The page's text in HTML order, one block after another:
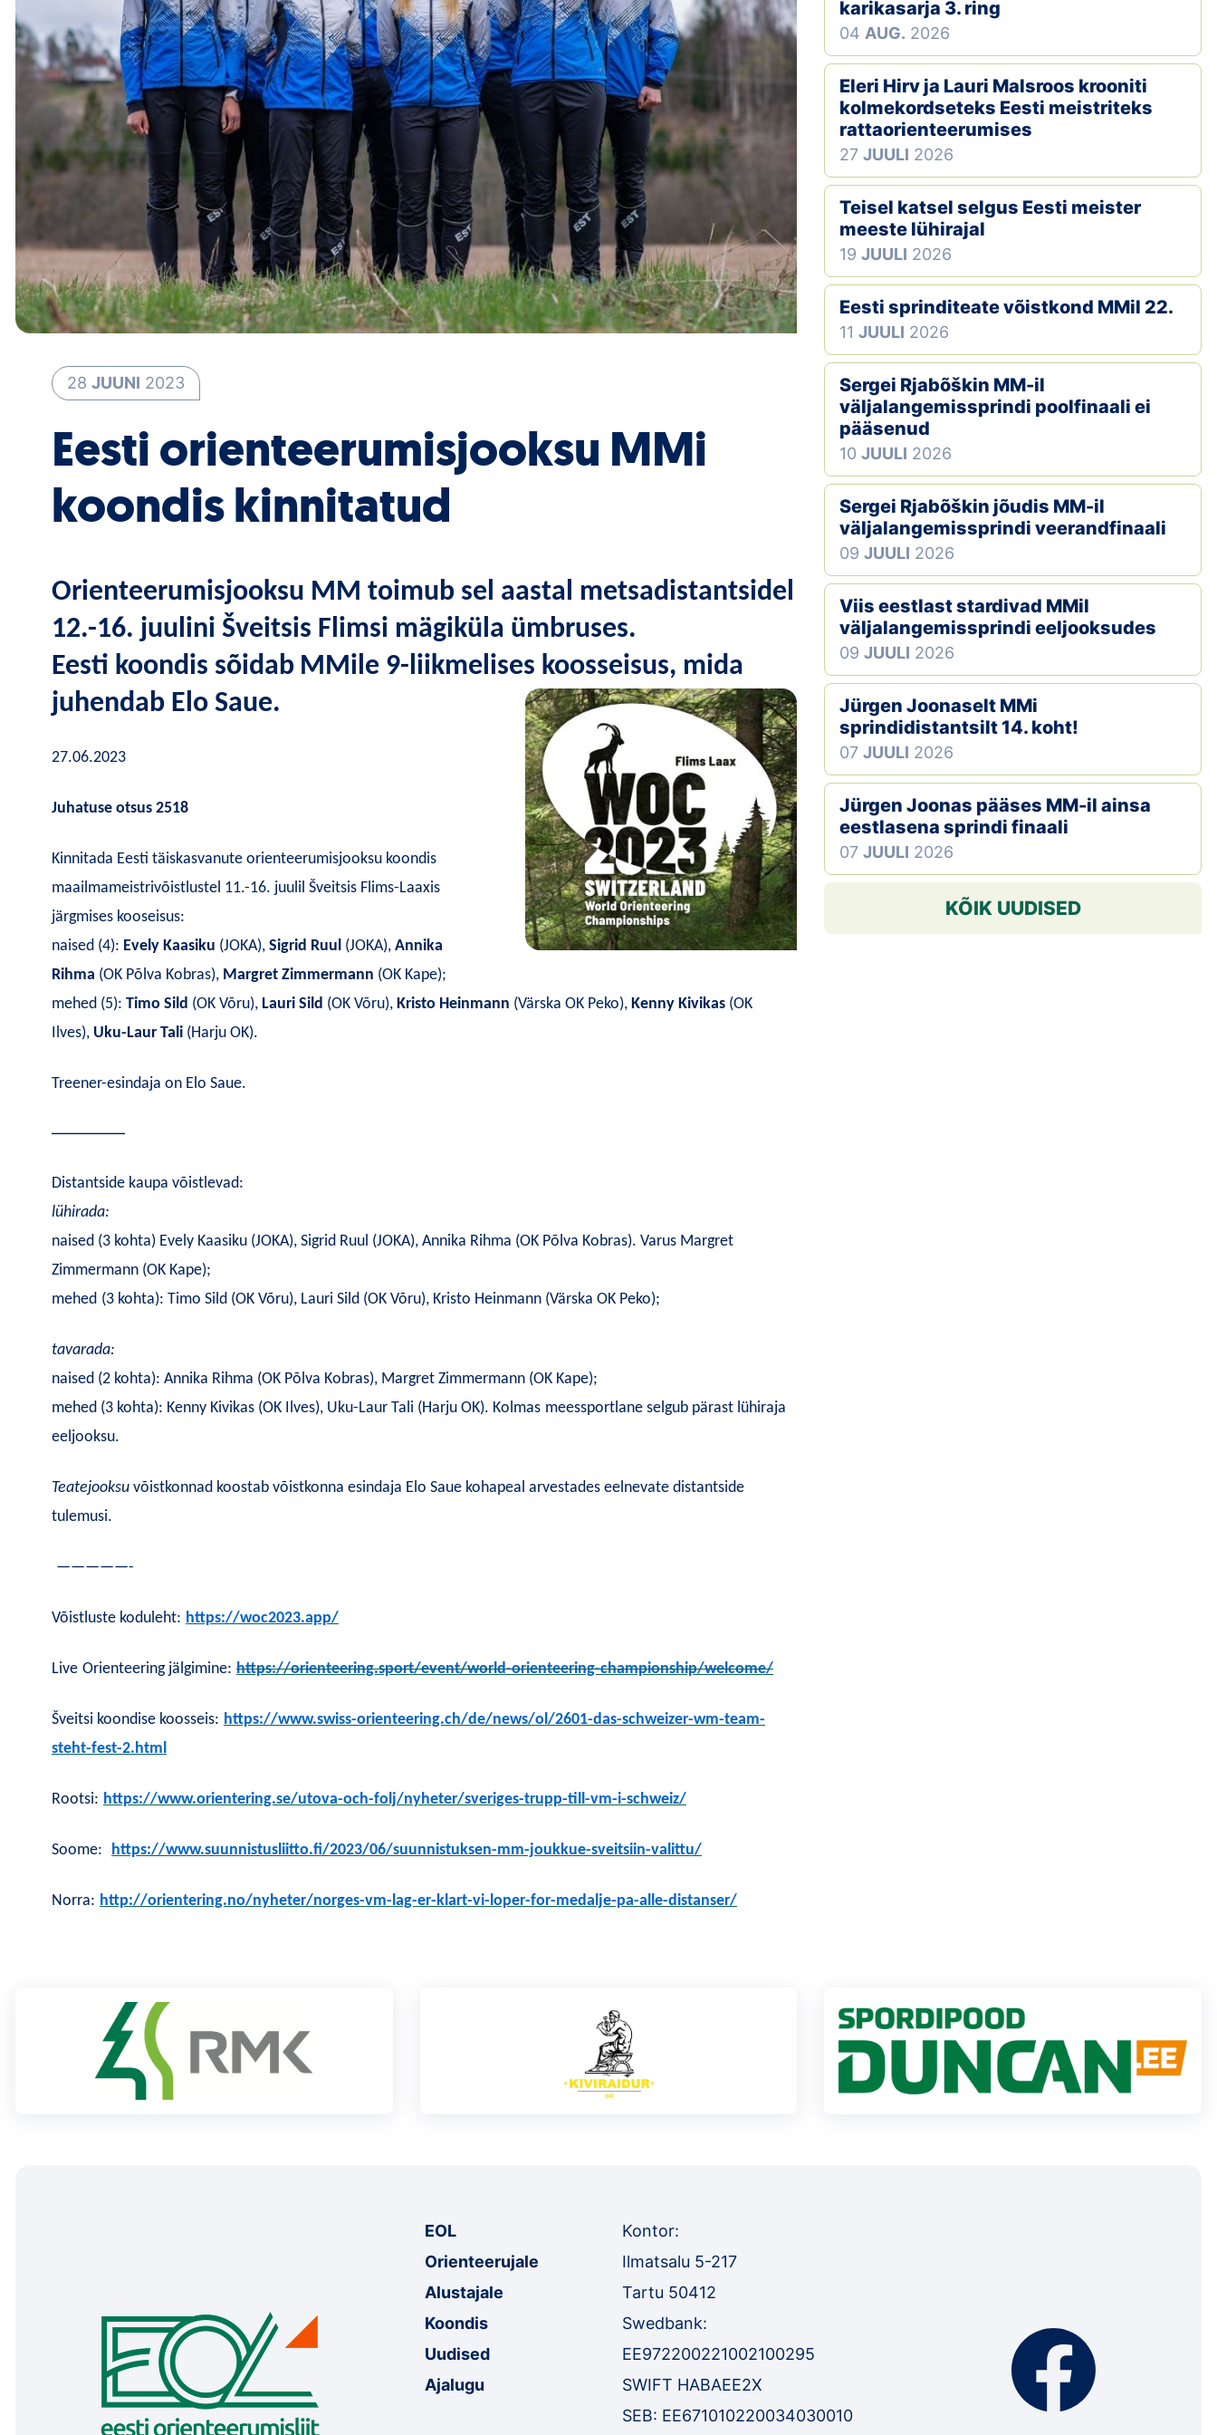
EOL
Galerii
Kaardid
Kalender
Koondised
Tule klubisse!
Tulemused
Dokumendid
Klubid
Suletud maastikud
Püsirajad
Koolitused
OTSI
28 JUUNI 2023
Eesti orienteerumisjooksu MMi
koondis kinnitatud
Orienteerumisjooksu MM toimub sel aastal metsadistantsidel
12.-16. juulini Šveitsis Flimsi mägiküla ümbruses.
Eesti koondis sõidab MMile 9-liikmelises koosseisus, mida
juhendab Elo Saue.
27.06.2023
Juhatuse otsus 2518
Kinnitada Eesti täiskasvanute orienteerumisjooksu koondis
maailmameistrivõistlustel 11.-16. juulil Šveitsis Flims-Laaxis
järgmises kooseisus:
naised (4): Evely Kaasiku (JOKA), Sigrid Ruul (JOKA), Annika
Rihma (OK Põlva Kobras), Margret Zimmermann (OK Kape);
mehed (5): Timo Sild (OK Võru), Lauri Sild (OK Võru), Kristo Heinmann (Värska OK Peko), Kenny Kivikas (OK
Ilves), Uku-Laur Tali (Harju OK).
Treener-esindaja on Elo Saue.
————–
Distantside kaupa võistlevad:
lühirada:
naised (3 kohta) Evely Kaasiku (JOKA), Sigrid Ruul (JOKA), Annika Rihma (OK Põlva Kobras). Varus Margret
Zimmermann (OK Kape);
mehed (3 kohta): Timo Sild (OK Võru), Lauri Sild (OK Võru), Kristo Heinmann (Värska OK Peko);
tavarada:
naised (2 kohta): Annika Rihma (OK Põlva Kobras), Margret Zimmermann (OK Kape);
mehed (3 kohta): Kenny Kivikas (OK Ilves), Uku-Laur Tali (Harju OK). Kolmas meessportlane selgub pärast lühiraja
eeljooksu.
Teatejooksu võistkonnad koostab võistkonna esindaja Elo Saue kohapeal arvestades eelnevate distantside
tulemusi.
—————-
Võistluste koduleht: https://woc2023.app/
Live Orienteering jälgimine: https://orienteering.sport/event/world-orienteering-championship/welcome/
Šveitsi koondise koosseis: https://www.swiss-orienteering.ch/de/news/ol/2601-das-schweizer-wm-team-
steht-fest-2.html
Rootsi: https://www.orientering.se/utova-och-folj/nyheter/sveriges-trupp-till-vm-i-schweiz/
Soome: https://www.suunnistusliitto.fi/2023/06/suunnistuksen-mm-joukkue-sveitsiin-valittu/
Norra: http://orientering.no/nyheter/norges-vm-lag-er-klart-vi-loper-for-medalje-pa-alle-distanser/
karikasarja 3. ring
04 AUG. 2026
Eleri Hirv ja Lauri Malsroos krooniti
kolmekordseteks Eesti meistriteks
rattaorienteerumises
27 JUULI 2026
Teisel katsel selgus Eesti meister
meeste lühirajal
19 JUULI 2026
Eesti sprinditeate võistkond MMil 22.
11 JUULI 2026
Sergei Rjabõškin MM-il
väljalangemissprindi poolfinaali ei
pääsenud
10 JUULI 2026
Sergei Rjabõškin jõudis MM-il
väljalangemissprindi veerandfinaali
09 JUULI 2026
Viis eestlast stardivad MMil
väljalangemissprindi eeljooksudes
09 JUULI 2026
Jürgen Joonaselt MMi
sprindidistantsilt 14. koht!
07 JUULI 2026
Jürgen Joonas pääses MM-il ainsa
eestlasena sprindi finaali
07 JUULI 2026
KÕIK UUDISED
EOL
Orienteerujale
Alustajale
Koondis
Uudised
Ajalugu
Kontor:
Ilmatsalu 5-217
Tartu 50412
Swedbank:
EE972200221002100295
SWIFT HABAEE2X
SEB: EE671010220034030010